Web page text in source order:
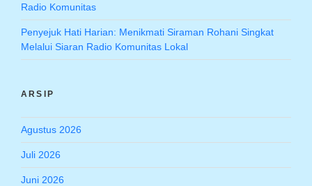
Radio Komunitas
Penyejuk Hati Harian: Menikmati Siraman Rohani Singkat
Melalui Siaran Radio Komunitas Lokal
ARSIP
Agustus 2026
Juli 2026
Juni 2026